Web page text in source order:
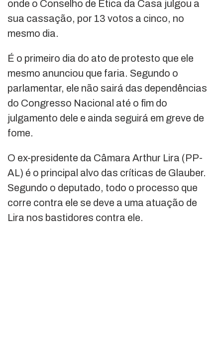
onde o Conselho de Ética da Casa julgou a
sua cassação, por 13 votos a cinco, no
mesmo dia.
É o primeiro dia do ato de protesto que ele
mesmo anunciou que faria. Segundo o
parlamentar, ele não sairá das dependências
do Congresso Nacional até o fim do
julgamento dele e ainda seguirá em greve de
fome.
O ex-presidente da Câmara Arthur Lira (PP-
AL) é o principal alvo das críticas de Glauber.
Segundo o deputado, todo o processo que
corre contra ele se deve a uma atuação de
Lira nos bastidores contra ele.